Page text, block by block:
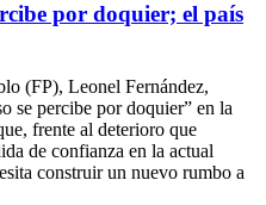
por doquier; el país
(FP), Leonel Fernández,
se percibe por doquier” en la
frente al deterioro que
de confianza en la actual
construir un nuevo rumbo a